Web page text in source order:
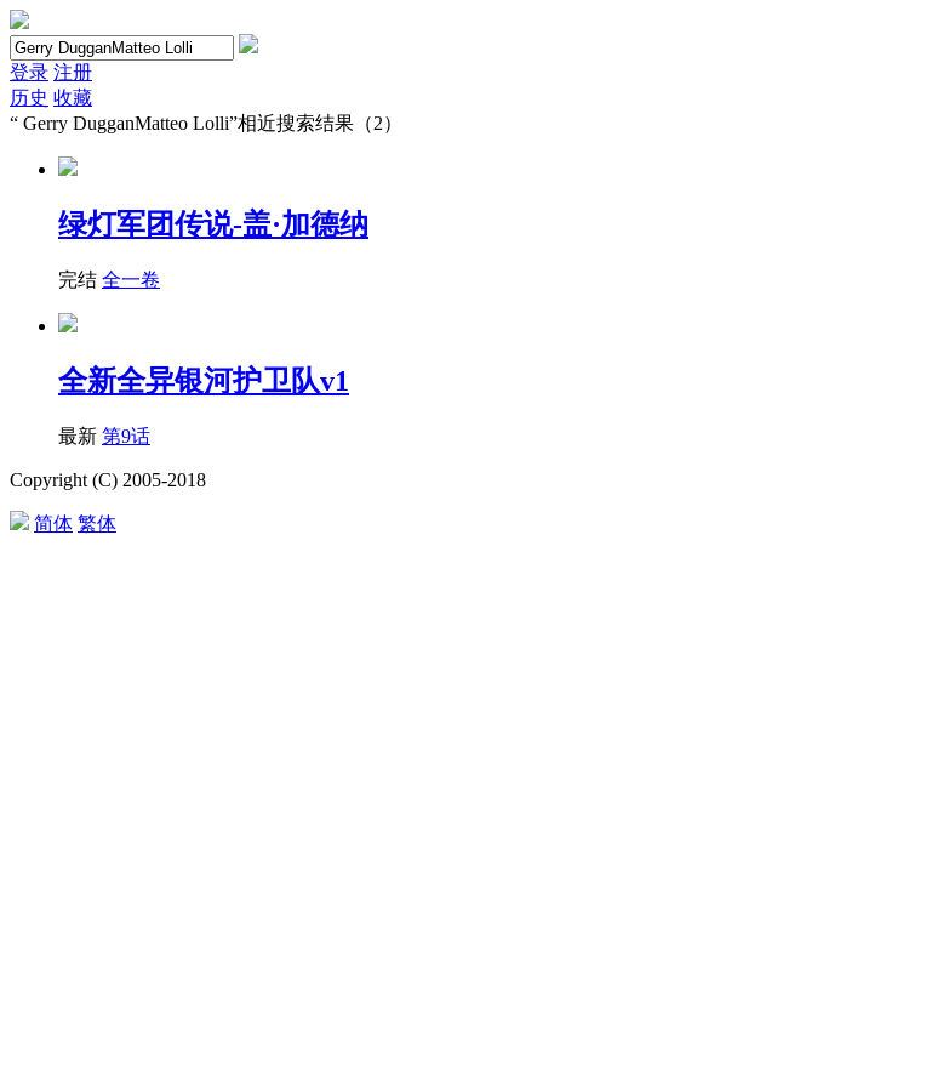
登录 注册
历史 收藏
“ Gerry DugganMatteo Lolli”相近搜索结果（2）
绿灯军团传说-盖·加德纳
完结 全一卷
全新全异银河护卫队v1
最新 第9话
Copyright (C) 2005-2018
简体 繁体